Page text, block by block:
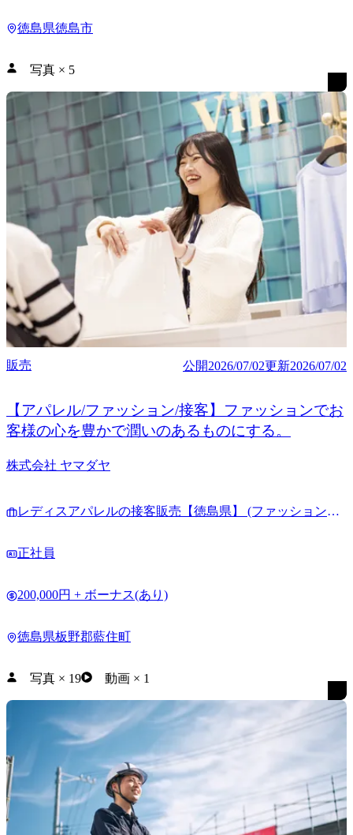
徳島県徳島市
写真 × 5
販売 公開2026/07/02更新2026/07/02
【アパレル/ファッション/接客】ファッションでお
客様の心を豊かで潤いのあるものにする。
株式会社 ヤマダヤ
レディスアパレルの接客販売【徳島県】 (ファッションア
正社員
200,000円 + ボーナス(あり)
徳島県板野郡藍住町
写真 × 19 動画 × 1